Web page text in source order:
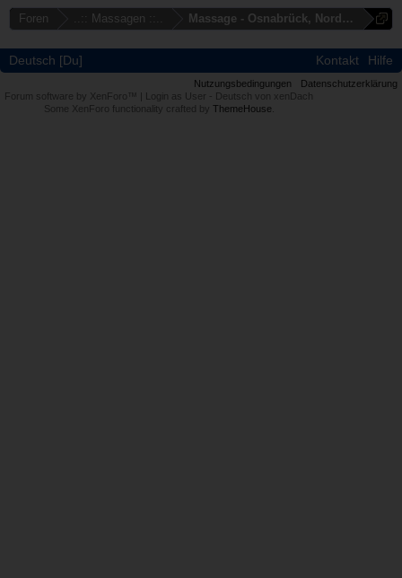
Foren ..:: Massagen ::.. Massage - Osnabrück, Nordhorn,
Deutsch [Du] Kontakt Hilfe
Nutzungsbedingungen
Datenschutzerklärung
Forum software by XenForo™
Login as User - Deutsch von xenDach
Some XenForo functionality crafted by ThemeHouse.